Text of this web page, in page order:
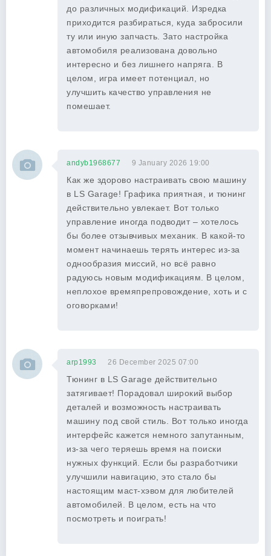
до различных модификаций. Изредка
приходится разбираться, куда забросили
ту или иную запчасть. Зато настройка
автомобиля реализована довольно
интересно и без лишнего напряга. В
целом, игра имеет потенциал, но
улучшить качество управления не
помешает.
andyb1968677 9 January 2026 19:00
Как же здорово настраивать свою машину
в LS Garage! Графика приятная, и тюнинг
действительно увлекает. Вот только
управление иногда подводит – хотелось
бы более отзывчивых механик. В какой-то
момент начинаешь терять интерес из-за
однообразия миссий, но всё равно
радуюсь новым модификациям. В целом,
неплохое времяпрепровождение, хоть и с
оговорками!
arp1993 26 December 2025 07:00
Тюнинг в LS Garage действительно
затягивает! Порадовал широкий выбор
деталей и возможность настраивать
машину под свой стиль. Вот только иногда
интерфейс кажется немного запутанным,
из-за чего теряешь время на поиски
нужных функций. Если бы разработчики
улучшили навигацию, это стало бы
настоящим маст-хэвом для любителей
автомобилей. В целом, есть на что
посмотреть и поиграть!